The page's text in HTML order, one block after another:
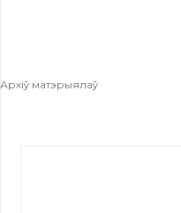
Архіў матэрыялаў